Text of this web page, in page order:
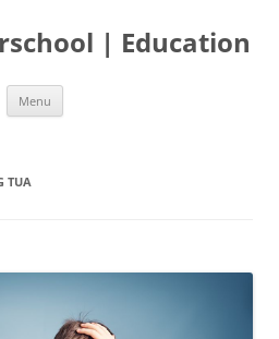
| Education
Menu
TUA